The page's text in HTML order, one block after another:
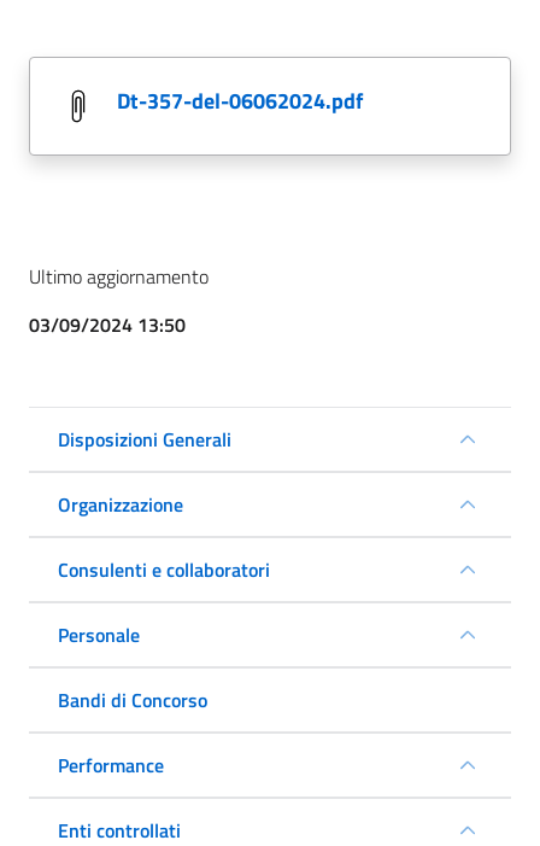
dt-357-del-06062024.pdf
Ultimo aggiornamento
03/09/2024 13:50
Disposizioni Generali
Organizzazione
Consulenti e collaboratori
Personale
Bandi di Concorso
Performance
Enti controllati